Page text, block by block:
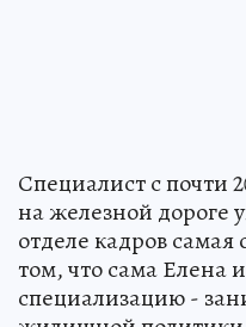
Специалист с почти
на железной дороге
отделе кадров
том, что сама Елена
специализацию -